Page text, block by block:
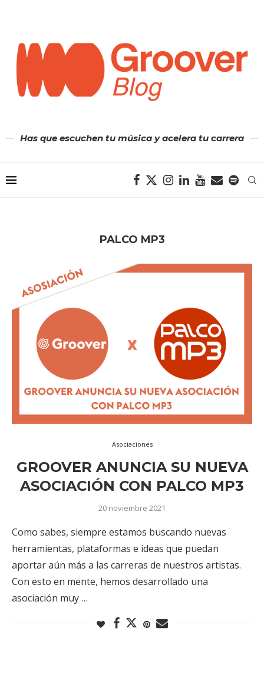
Has que escuchen tu música y acelera tu carrera
PALCO MP3
Asociaciones
GROOVER ANUNCIA SU NUEVA
ASOCIACIÓN CON PALCO MP3
20 noviembre 2021
Como sabes, siempre estamos buscando nuevas
herramientas, plataformas e ideas que puedan
aportar aún más a las carreras de nuestros artistas.
Con esto en mente, hemos desarrollado una
asociación muy …